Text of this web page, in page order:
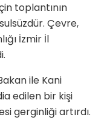
toplantının
Çevre,
İzmir İl
ile Kani
edilen bir kişi
gerginliği artırdı.